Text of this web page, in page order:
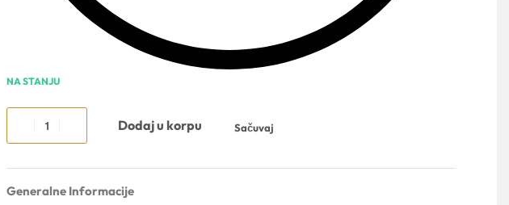
NA STANJU
Dodaj u korpu Sačuvaj
Generalne Informacije